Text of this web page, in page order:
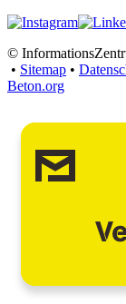
©
• Sitemap •
Beton.org